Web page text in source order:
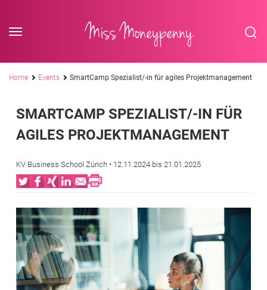
Miss Moneypenny
Pfadnavigation
Home Events SmartCamp Spezialist/-in für agiles Projektmanagement
SMARTCAMP SPEZIALIST/-IN FÜR
AGILES PROJEKTMANAGEMENT
KV Business School Zürich • 12.11.2024 bis 21.01.2025
Twitter
Facebook
XING
LinkedIn
Email
Print